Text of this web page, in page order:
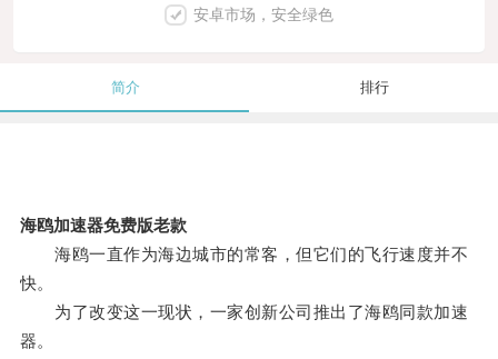
安卓市场，安全绿色
简介 排行
海鸥加速器免费版老款
海鸥一直作为海边城市的常客，但它们的飞行速度并不
快。
为了改变这一现状，一家创新公司推出了海鸥同款加速
器。